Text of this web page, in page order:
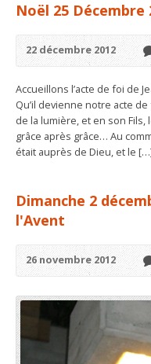
Noël 25 Décembre
22 décembre 2012
Accueillons l’acte de foi de
Qu’il devienne notre acte
de la lumière, et en son
grâce après grâce… Au
était auprès de Dieu, et le
Dimanche 2
l'Avent
26 novembre 2012